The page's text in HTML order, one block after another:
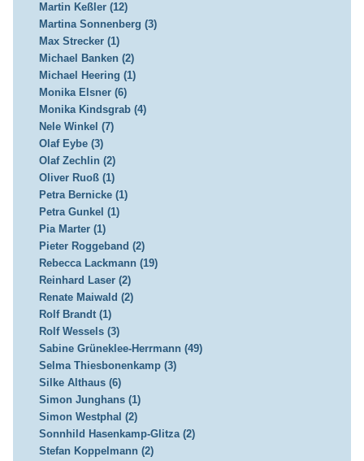
Martin Keßler (12)
Martina Sonnenberg (3)
Max Strecker (1)
Michael Banken (2)
Michael Heering (1)
Monika Elsner (6)
Monika Kindsgrab (4)
Nele Winkel (7)
Olaf Eybe (3)
Olaf Zechlin (2)
Oliver Ruoß (1)
Petra Bernicke (1)
Petra Gunkel (1)
Pia Marter (1)
Pieter Roggeband (2)
Rebecca Lackmann (19)
Reinhard Laser (2)
Renate Maiwald (2)
Rolf Brandt (1)
Rolf Wessels (3)
Sabine Grüneklee-Herrmann (49)
Selma Thiesbonenkamp (3)
Silke Althaus (6)
Simon Junghans (1)
Simon Westphal (2)
Sonnhild Hasenkamp-Glitza (2)
Stefan Koppelmann (2)